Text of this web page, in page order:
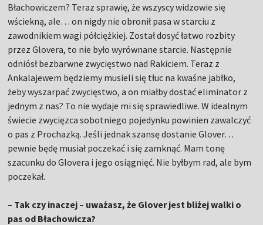
Błachowiczem? Teraz sprawię, że wszyscy widzowie się
wściekną, ale… on nigdy nie obronił pasa w starciu z
zawodnikiem wagi półciężkiej. Został dosyć łatwo rozbity
przez Glovera, to nie było wyrównane starcie. Następnie
odniósł bezbarwne zwycięstwo nad Rakiciem. Teraz z
Ankalajewem będziemy musieli się tłuc na kwaśne jabłko,
żeby wyszarpać zwycięstwo, a on miałby dostać eliminator z
jednym z nas? To nie wydaje mi się sprawiedliwe. W idealnym
świecie zwycięzca sobotniego pojedynku powinien zawalczyć
o pas z Prochazką. Jeśli jednak szansę dostanie Glover…
pewnie będę musiał poczekać i się zamknąć. Mam tonę
szacunku do Glovera i jego osiągnięć. Nie byłbym rad, ale bym
poczekał.
– Tak czy inaczej – uważasz, że Glover jest bliżej walki o
pas od Błachowicza?